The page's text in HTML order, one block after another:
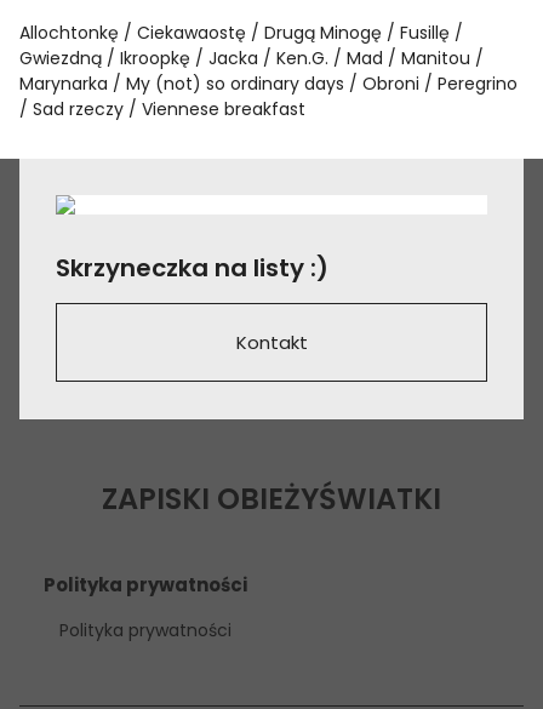
Allochtonkę Ciekawaostę Drugą Minogę
Fusillę
Gwiezdną
Ikroopkę Jacka Ken.G. Mad
Manitou
Marynarka
My (not) so ordinary days Obroni
Peregrino
Sad rzeczy
Viennese breakfast
Skrzyneczka na listy :)
Kontakt
ZAPISKI OBIEŻYŚWIATKI
Polityka prywatności
Polityka prywatności